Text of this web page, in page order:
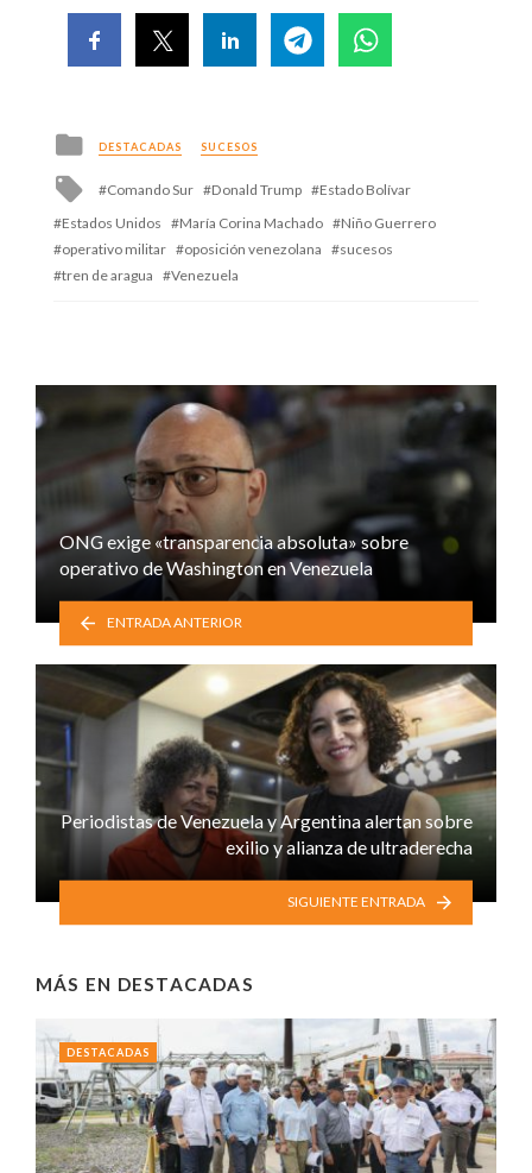
Posted
in
DESTACADAS SUCESOS
Tagged
with
Comando Sur Donald Trump
Estado Bolívar
Estados Unidos
María Corina Machado
Niño Guerrero
operativo militar
oposición venezolana
sucesos
tren de aragua
Venezuela
ONG exige «transparencia absoluta» sobre
operativo de Washington en Venezuela
ENTRADA ANTERIOR
Periodistas de Venezuela y Argentina alertan sobre
exilio y alianza de ultraderecha
SIGUIENTE ENTRADA
MÁS EN DESTACADAS
DESTACADAS